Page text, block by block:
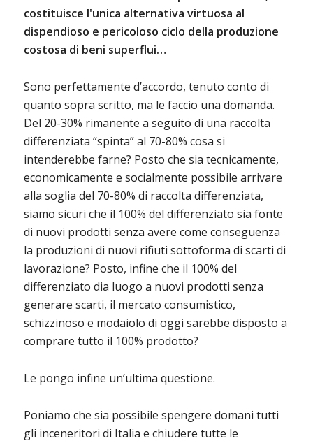
costituisce l'unica alternativa virtuosa al
dispendioso e pericoloso ciclo della produzione
costosa di beni superflui…
Sono perfettamente d’accordo, tenuto conto di
quanto sopra scritto, ma le faccio una domanda.
Del 20-30% rimanente a seguito di una raccolta
differenziata “spinta” al 70-80% cosa si
intenderebbe farne? Posto che sia tecnicamente,
economicamente e socialmente possibile arrivare
alla soglia del 70-80% di raccolta differenziata,
siamo sicuri che il 100% del differenziato sia fonte
di nuovi prodotti senza avere come conseguenza
la produzioni di nuovi rifiuti sottoforma di scarti di
lavorazione? Posto, infine che il 100% del
differenziato dia luogo a nuovi prodotti senza
generare scarti, il mercato consumistico,
schizzinoso e modaiolo di oggi sarebbe disposto a
comprare tutto il 100% prodotto?
Le pongo infine un’ultima questione.
Poniamo che sia possibile spengere domani tutti
gli inceneritori di Italia e chiudere tutte le